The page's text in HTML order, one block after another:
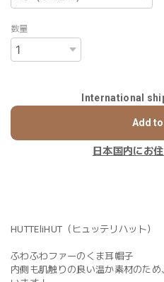
数量
International
Add
日本国内にお
HUTTEliHUT（ヒュッテリハット）
ふわふわファーのくま耳帽子
内側も肌触りの良い温か素材のた